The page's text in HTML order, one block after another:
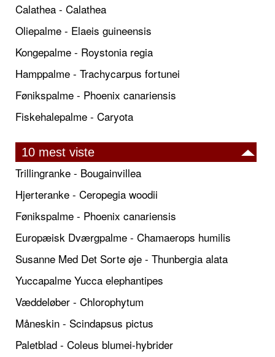
Calathea - Calathea
Oliepalme - Elaeis guineensis
Kongepalme - Roystonia regia
Hamppalme - Trachycarpus fortunei
Fønikspalme - Phoenix canariensis
Fiskehalepalme - Caryota
10 mest viste
Trillingranke - Bougainvillea
Hjerteranke - Ceropegia woodii
Fønikspalme - Phoenix canariensis
Europæisk Dværgpalme - Chamaerops humilis
Susanne Med Det Sorte øje - Thunbergia alata
Yuccapalme Yucca elephantipes
Væddeløber - Chlorophytum
Måneskin - Scindapsus pictus
Paletblad - Coleus blumei-hybrider